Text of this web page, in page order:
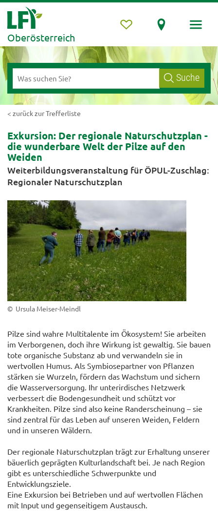
Oberösterreich
Suche
< zurück zur Trefferliste
Exkursion: Der regionale Naturschutzplan -
die wunderbare Welt der Pilze auf den
Weiden
Weiterbildungsveranstaltung für ÖPUL-Zuschlag:
Regionaler Naturschutzplan
© Ursula Meiser-Meindl
Pilze sind wahre Multitalente im Ökosystem! Sie arbeiten
im Verborgenen, doch ihre Wirkung ist gewaltig. Sie bauen
tote organische Substanz ab und verwandeln sie in
wertvollen Humus. Als Symbiosepartner von Pflanzen
stärken sie Wurzeln, fördern das Wachstum und sichern
die Wasserversorgung. Ihr unterirdisches Netzwerk
verbessert die Bodengesundheit und schützt vor
Krankheiten. Pilze sind also keine Randerscheinung – sie
sind zentral für das Leben auf unseren Weiden, Feldern
und in unseren Wäldern.
Der regionale Naturschutzplan trägt zur Erhaltung unserer
bäuerlich geprägten Kulturlandschaft bei. Je nach Region
gibt es unterschiedliche Schwerpunkte und
Entwicklungsziele.
Eine Exkursion bei Betrieben und auf wertvollen Flächen
mit Input und gegenseitigem Austausch.